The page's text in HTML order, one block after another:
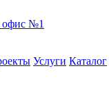
офис №1
Услуги Каталог